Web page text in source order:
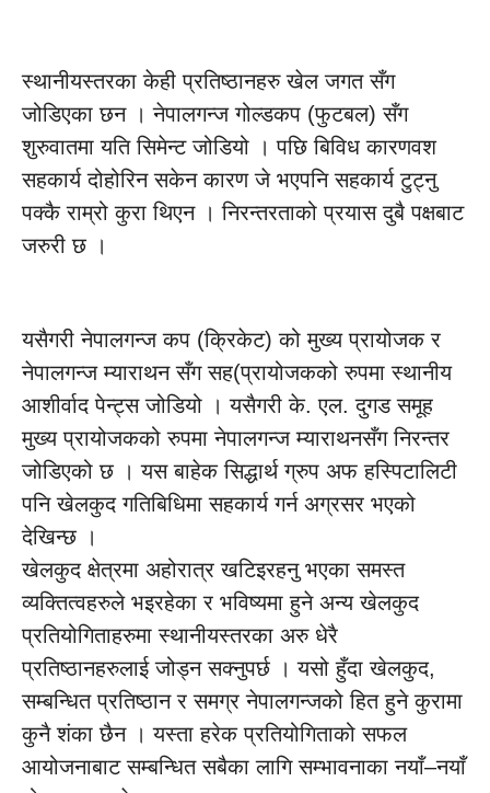
स्थानीयस्तरका केही प्रतिष्ठानहरु खेल जगत सँग
जोडिएका छन । नेपालगन्ज गोल्डकप (फुटबल) सँग
शुरुवातमा यति सिमेन्ट जोडियो । पछि बिविध कारणवश
सहकार्य दोहोरिन सकेन कारण जे भएपनि सहकार्य टुट्नु
पक्कै राम्रो कुरा थिएन । निरन्तरताको प्रयास दुबै पक्षबाट
जरुरी छ ।
यसैगरी नेपालगन्ज कप (क्रिकेट) को मुख्य प्रायोजक र
नेपालगन्ज म्याराथन सँग सह(प्रायोजकको रुपमा स्थानीय
आशीर्वाद पेन्ट्स जोडियो । यसैगरी के. एल. दुगड समूह
मुख्य प्रायोजकको रुपमा नेपालगन्ज म्याराथनसँग निरन्तर
जोडिएको छ । यस बाहेक सिद्धार्थ ग्रुप अफ हस्पिटालिटी
पनि खेलकुद गतिबिधिमा सहकार्य गर्न अग्रसर भएको
देखिन्छ ।
खेलकुद क्षेत्रमा अहोरात्र खटिइरहनु भएका समस्त
व्यक्तित्वहरुले भइरहेका र भविष्यमा हुने अन्य खेलकुद
प्रतियोगिताहरुमा स्थानीयस्तरका अरु धेरै
प्रतिष्ठानहरुलाई जोड्न सक्नुपर्छ । यसो हुँदा खेलकुद,
सम्बन्धित प्रतिष्ठान र समग्र नेपालगन्जको हित हुने कुरामा
कुनै शंका छैन । यस्ता हरेक प्रतियोगिताको सफल
आयोजनाबाट सम्बन्धित सबैका लागि सम्भावनाका नयाँ–नयाँ